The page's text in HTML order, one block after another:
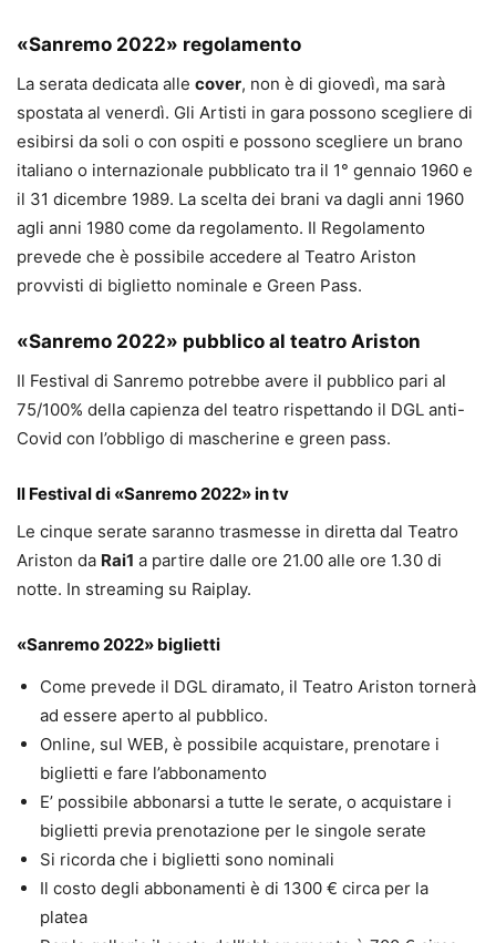
«Sanremo 2022» regolamento
La serata dedicata alle cover, non è di giovedì, ma sarà
spostata al venerdì. Gli Artisti in gara possono scegliere di
esibirsi da soli o con ospiti e possono scegliere un brano
italiano o internazionale pubblicato tra il 1° gennaio 1960 e
il 31 dicembre 1989. La scelta dei brani va dagli anni 1960
agli anni 1980 come da regolamento. Il Regolamento
prevede che è possibile accedere al Teatro Ariston
provvisti di biglietto nominale e Green Pass.
«Sanremo 2022» pubblico al teatro Ariston
Il Festival di Sanremo potrebbe avere il pubblico pari al
75/100% della capienza del teatro rispettando il DGL anti-
Covid con l’obbligo di mascherine e green pass.
Il Festival di «Sanremo 2022» in tv
Le cinque serate saranno trasmesse in diretta dal Teatro
Ariston da Rai1 a partire dalle ore 21.00 alle ore 1.30 di
notte. In streaming su Raiplay.
«Sanremo 2022» biglietti
Come prevede il DGL diramato, il Teatro Ariston tornerà
ad essere aperto al pubblico.
Online, sul WEB, è possibile acquistare, prenotare i
biglietti e fare l’abbonamento
E’ possibile abbonarsi a tutte le serate, o acquistare i
biglietti previa prenotazione per le singole serate
Si ricorda che i biglietti sono nominali
Il costo degli abbonamenti è di 1300 € circa per la
platea